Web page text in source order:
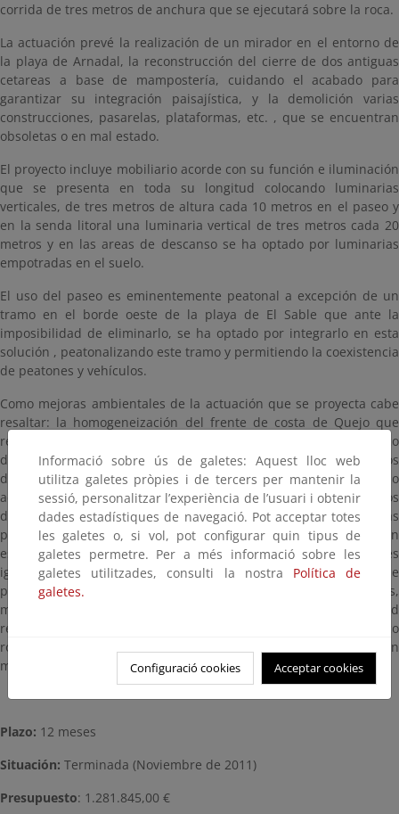
corrida de tres metros de anchura que se ejecutará sobre la roca.
La actuación prevé la realización de un mirador en el entorno de
la playa de Arnadal, la reconstrucción del cierre de dos antiguas
cetareas a base de mampostería, cuidando el acabado para
garantizar su integración paisajística, y la demolición varias
construcciones, pasarelas, plataformas, etc. , que se encuentran
obsoletas o en mal estado.
El proyecto incluye mobiliario acorde con su función e iluminación
que se presenta en toda su longitud colocando luminarias
verticales, de tres metros de altura cada 10 metros en el paseo y
en la senda litoral una luminaria vertical de tres metros cada 20
metros y en las areas de descanso se ha optado por luminarias
empotradas en el suelo.
El uso del paseo es eminentemente peatonal a excepción de un
tramo en el borde oeste de la playa de El Sable que ante la
imposibilidad de eliminarlo, se ha optado por integrarlo en esta
solución , peatonalizando este tramo y permitiendo la coexistencia
de peatones y vehículos.
Como mejoras ambientales de la actuación que se proyecta cabe
resaltar: la homogeneización del frente de costa de Quejo que
resultara, al ordenar y acotar los espacios de uso público
diferenciando entre las zonas de paseo de otras zonas con usos
diferentes. Se mejora el uso de las zonas de paseo, haciéndolo
accesible para todas las personas, especialmente para los
discapacitados físicos, psíquicos y la infancia, ya que las
pendientes en las zonas de paseo son inferiores al 6%. También
están previstos accesos, duchas y lavapies a las playas accesibles
igualmente para minusválidos. En los lugares adecuados se
prevén zonas de descanso para los usuarios con zonas verdes,
merenderos, miradores, etc., se mejora la accesibilidad
rediseñando las zonas de aparcamientos y separando el trafico
rodado del paseo, y se eliminan estructuras e instalaciones en
mal estado.
Plazo: 12 meses
Situación: Terminada (Noviembre de 2011)
Presupuesto: 1.281.845,00 €
Informació sobre ús de galetes: Aquest lloc web
utilitza galetes pròpies i de tercers per mantenir la
sessió, personalitzar l’experiència de l’usuari i obtenir
dades estadístiques de navegació. Pot acceptar totes
les galetes o, si vol, pot configurar quin tipus de
galetes permetre. Per a més informació sobre les
galetes utilitzades, consulti la nostra Política de
galetes.
Configuració cookies Acceptar cookies